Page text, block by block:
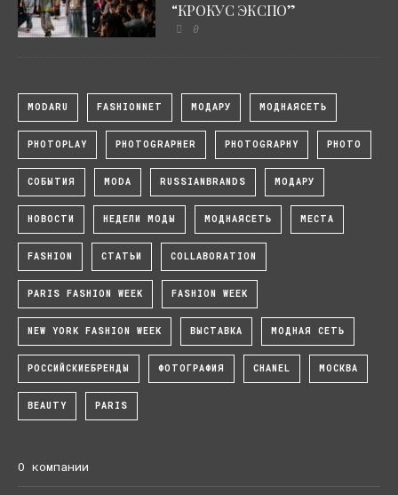
“КРОКУС ЭКСПО”
0
MODARU FASHIONNET МОДАРУ МОДНАЯСЕТЬ
PHOTOPLAY PHOTOGRAPHER PHOTOGRAPHY PHOTO
СОБЫТИЯ MODA RUSSIANBRANDS МОДАРУ
НОВОСТИ НЕДЕЛИ МОДЫ МОДНАЯСЕТЬ МЕСТА
FASHION СТАТЬИ COLLABORATION
PARIS FASHION WEEK FASHION WEEK
NEW YORK FASHION WEEK ВЫСТАВКА МОДНАЯ СЕТЬ
РОССИЙСКИЕБРЕНДЫ ФОТОГРАФИЯ CHANEL МОСКВА
BEAUTY PARIS
О компании